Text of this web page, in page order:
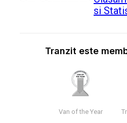
Tranzit este
Van of the Year